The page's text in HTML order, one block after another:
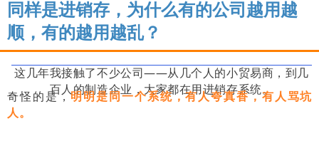
同样是进销存，为什么有的公司越用越
顺，有的越用越乱？
这几年我接触了不少公司——从几个人的小贸易商，到几
百人的制造企业，大家都在用进销存系统。
奇怪的是，明明是同一个系统，有人夸真香，有人骂坑
人。